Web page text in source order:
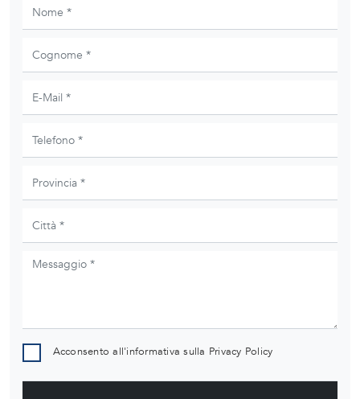
Acconsento all'informativa sulla Privacy Policy